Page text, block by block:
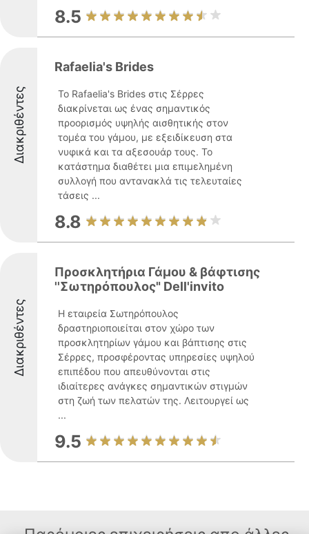
8.5
Διακριθέντες
Rafaelia's Brides
Το Rafaelia's Brides στις Σέρρες
διακρίνεται ως ένας σημαντικός
προορισμός υψηλής αισθητικής στον
τομέα του γάμου, με εξειδίκευση στα
νυφικά και τα αξεσουάρ τους. Το
κατάστημα διαθέτει μια επιμελημένη
συλλογή που αντανακλά τις τελευταίες
τάσεις ...
8.8
Διακριθέντες
Προσκλητήρια Γάμου & βάφτισης
''Σωτηρόπουλος" Dell'invito
Η εταιρεία Σωτηρόπουλος
δραστηριοποιείται στον χώρο των
προσκλητηρίων γάμου και βάπτισης στις
Σέρρες, προσφέροντας υπηρεσίες υψηλού
επιπέδου που απευθύνονται στις
ιδιαίτερες ανάγκες σημαντικών στιγμών
στη ζωή των πελατών της. Λειτουργεί ως
...
9.5